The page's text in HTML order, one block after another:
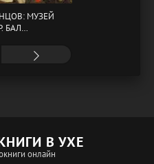
МУЗЕЙ
БАЛ
В УХЕ
онлайн